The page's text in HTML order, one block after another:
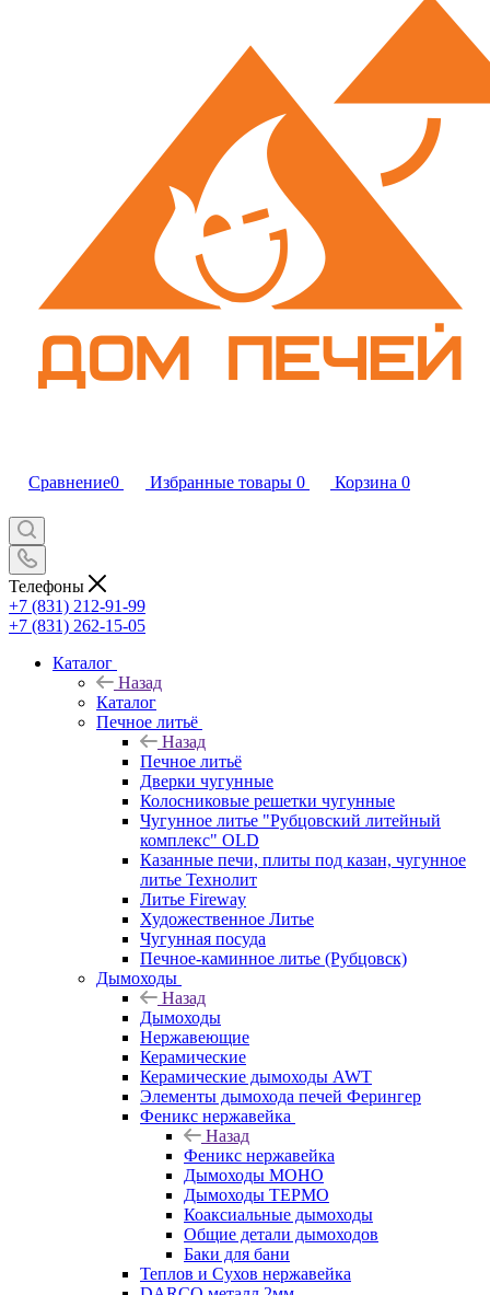
Сравнение0 Избранные товары 0 Корзина 0
Телефоны
+7 (831) 212-91-99
+7 (831) 262-15-05
Каталог
Назад
Каталог
Печное литьё
Назад
Печное литьё
Дверки чугунные
Колосниковые решетки чугунные
Чугунное литье "Рубцовский литейный
комплекс" OLD
Казанные печи, плиты под казан, чугунное
литье Технолит
Литье Fireway
Художественное Литье
Чугунная посуда
Печное-каминное литье (Рубцовск)
Дымоходы
Назад
Дымоходы
Нержавеющие
Керамические
Керамические дымоходы AWT
Элементы дымохода печей Ферингер
Феникс нержавейка
Назад
Феникс нержавейка
Дымоходы МОНО
Дымоходы ТЕРМО
Коаксиальные дымоходы
Общие детали дымоходов
Баки для бани
Теплов и Сухов нержавейка